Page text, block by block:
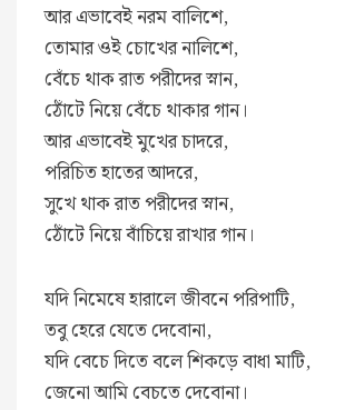
আর এভাবেই নরম বালিশে,
তোমার ওই চোখের নালিশে,
বেঁচে থাক রাত পরীদের স্নান,
ঠোঁটে নিয়ে বেঁচে থাকার গান।
আর এভাবেই মুখের চাদরে,
পরিচিত হাতের আদরে,
সুখে থাক রাত পরীদের স্নান,
ঠোঁটে নিয়ে বাঁচিয়ে রাখার গান।
যদি নিমেষে হারালে জীবনে পরিপাটি,
তবু হেরে যেতে দেবোনা,
যদি বেচে দিতে বলে শিকড়ে বাধা মাটি,
জেনো আমি বেচতে দেবোনা।